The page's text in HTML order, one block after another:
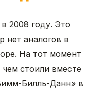
2008 году. Это
нет аналогов в
На тот момент
чем стоили вместе
Билль-Данн» в